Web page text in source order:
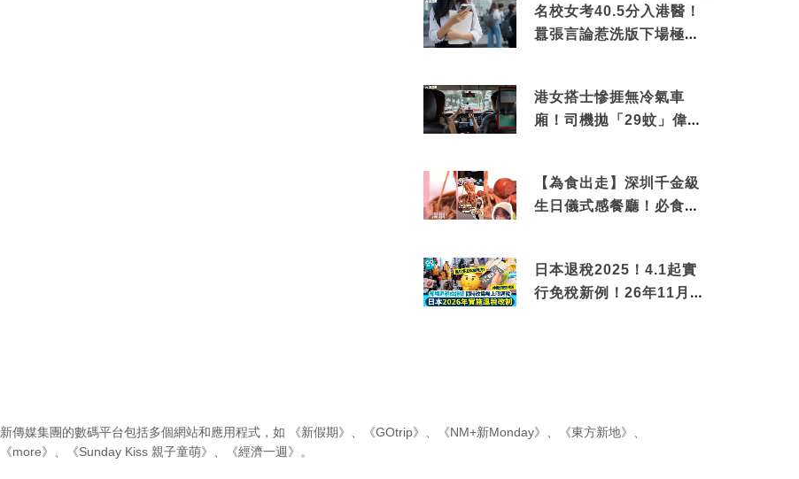
名校女考40.5分入港醫！
囂張言論惹洗版下場極震
港女搭士慘捱無冷氣車
廂！司機拋「29蚊」偉論
【為食出走】深圳千金級
生日儀式感餐廳！必食失
日本退稅2025！4.1起實
行免稅新例！26年11月
新傳媒集團的數碼平台包括多個網站和應用程式，如 《新假期》 《GOtrip》 《NM+新Monday》 《東方新地》
《more》
《Sunday Kiss 親子童萌》 《經濟一週》 。